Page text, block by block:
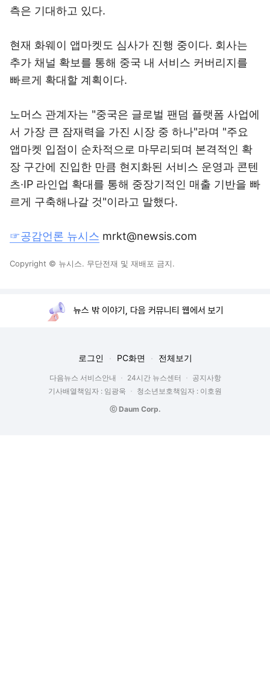
측은 기대하고 있다.
현재 화웨이 앱마켓도 심사가 진행 중이다. 회사는
추가 채널 확보를 통해 중국 내 서비스 커버리지를
빠르게 확대할 계획이다.
노머스 관계자는 "중국은 글로벌 팬덤 플랫폼 사업에
서 가장 큰 잠재력을 가진 시장 중 하나"라며 "주요
앱마켓 입점이 순차적으로 마무리되며 본격적인 확
장 구간에 진입한 만큼 현지화된 서비스 운영과 콘텐
츠·IP 라인업 확대를 통해 중장기적인 매출 기반을 빠
르게 구축해나갈 것"이라고 말했다.
☞공감언론 뉴시스 mrkt@newsis.com
Copyright © 뉴시스. 무단전재 및 재배포 금지.
뉴스 밖 이야기, 다음 커뮤니티 웹에서 보기
로그인 PC화면 전체보기
다음뉴스 서비스안내 24시간 뉴스센터
공지사항
기사배열책임자 : 임광욱
청소년보호책임자 : 이호원
ⓒ Daum Corp.